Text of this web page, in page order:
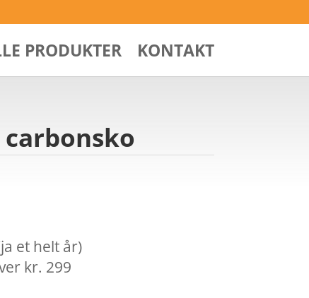
PRODUKTER KONTAKT
et helt år)
kr. 299